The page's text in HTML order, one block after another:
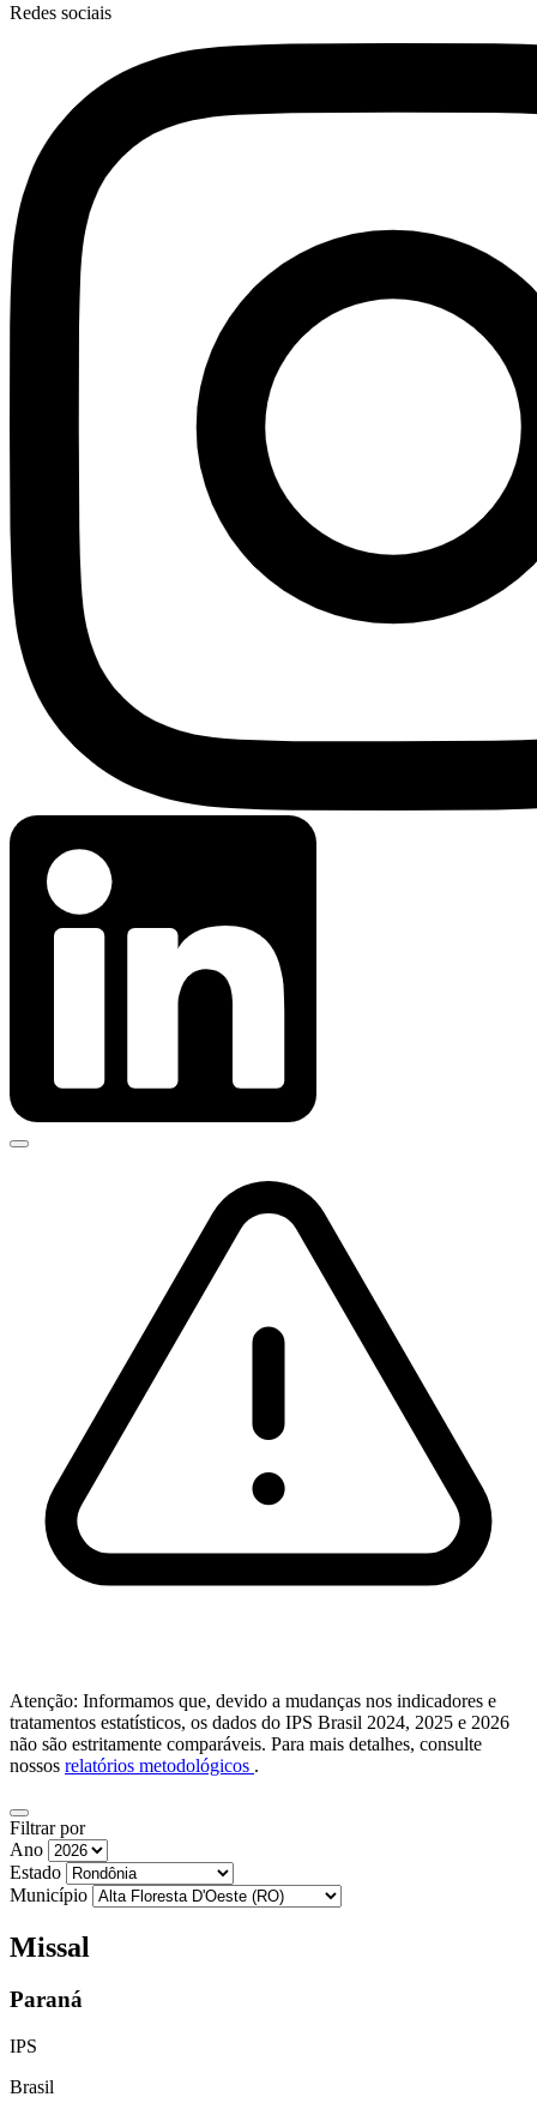
Redes sociais
Atenção: Informamos que, devido a mudanças nos indicadores e
tratamentos estatísticos, os dados do IPS Brasil 2024, 2025 e 2026
não são estritamente comparáveis. Para mais detalhes, consulte
nossos relatórios metodológicos .
Filtrar por
Ano
Estado
Município
Missal
Paraná
IPS
Brasil